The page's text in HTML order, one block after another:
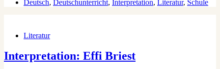
Deutsch, Deutschunterricht, Interpretation, Literatur, Schule
Literatur
Interpretation: Effi Briest